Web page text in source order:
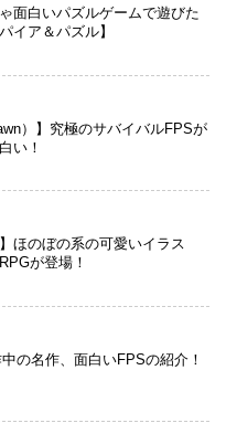
面白いパズルゲームで遊びた
イア＆パズル】
）】究極のサバイバルFPSが
い！
ほのぼの系の可愛いイラス
が登場！
中の名作、面白いFPSの紹介！